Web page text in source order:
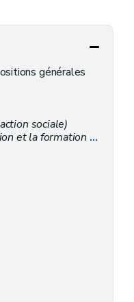
générales
sociale)
et la formation du